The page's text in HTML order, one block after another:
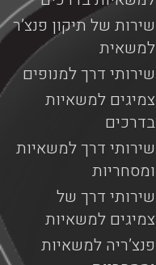
שירות של תיקון פנצ’ר
למשאית
שירותי דרך למנופים
צמיגים למשאיות
בדרכים
שירותי דרך למשאיות
ומסחריות
שירותי דרך של
צמיגים למשאיות
פנצ’ריה למשאיות